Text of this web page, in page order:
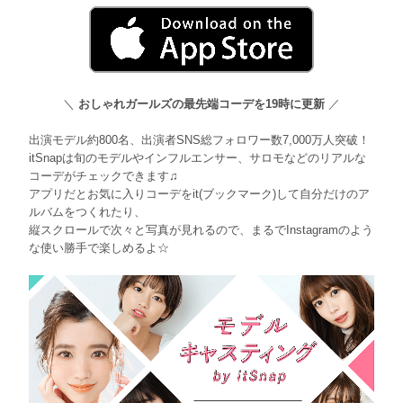
＼ おしゃれガールズの最先端コーデを19時に更新 ／
出演モデル約800名、出演者SNS総フォロワー数7,000万人突破！
itSnapは旬のモデルやインフルエンサー、サロモなどのリアルな
コーデがチェックできます♫
アプリだとお気に入りコーデをit(ブックマーク)して自分だけのア
ルバムをつくれたり、
縦スクロールで次々と写真が見れるので、まるでInstagramのよう
な使い勝手で楽しめるよ☆